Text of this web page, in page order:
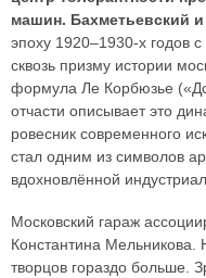
машин. Бахметьевский и
эпоху 1920–1930-х годов
сквозь призму истории
формула Ле Корбюзье
отчасти описывает это
ровесник современного
стал одним из символов
вдохновлённой
Московский гараж
Константина
творцов гораздо больше.